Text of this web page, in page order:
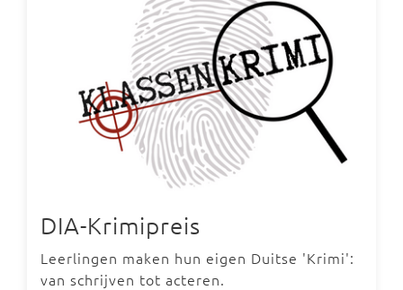
DIA-Krimipreis
Leerlingen maken hun eigen Duitse 'Krimi':
van schrijven tot acteren.